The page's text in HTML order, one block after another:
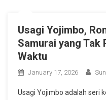
Usagi Yojimbo,
Samurai yang Tak
Waktu
January 17, 2026 Sun
Usagi Yojimbo adalah seri